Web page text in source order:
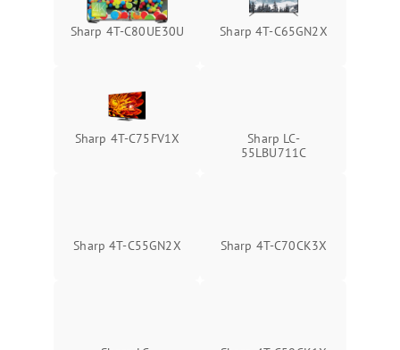
Sharp 4T-C80UE30U Sharp 4T-C65GN2X
Sharp 4T-C75FV1X
Sharp LC-
55LBU711C
Sharp 4T-C55GN2X Sharp 4T-C70CK3X